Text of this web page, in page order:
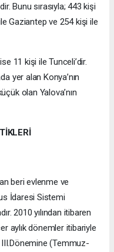
Bunu sırasıyla; 443 kişi
Gaziantep ve 254 kişi ile
11 kişi ile Tunceli’dir.
yer alan Konya’nın
olan Yalova’nın
beri evlenme ve
İdaresi Sistemi
2010 yılından itibaren
aylık dönemler itibariyle
III.Dönemine (Temmuz-